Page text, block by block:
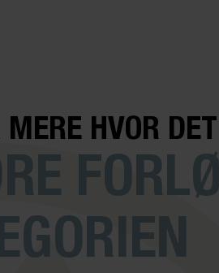
MERE HVOR